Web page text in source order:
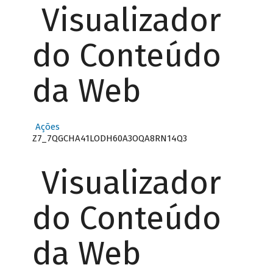
Visualizador
do Conteúdo
da Web
Ações
Z7_7QGCHA41LODH60A3OQA8RN14Q3
Visualizador
do Conteúdo
da Web